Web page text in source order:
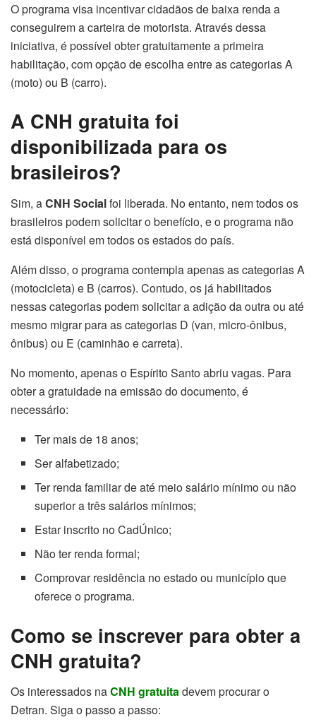
O programa visa incentivar cidadãos de baixa renda a
conseguirem a carteira de motorista. Através dessa
iniciativa, é possível obter gratuitamente a primeira
habilitação, com opção de escolha entre as categorias A
(moto) ou B (carro).
A CNH gratuita foi
disponibilizada para os
brasileiros?
Sim, aCNH Socialfoi liberada. No entanto, nem todos os
brasileiros podem solicitar o benefício, e o programa não
está disponível em todos os estados do país.
Além disso, o programa contempla apenas as categorias A
(motocicleta) e B (carros). Contudo, os já habilitados
nessas categorias podem solicitar a adição da outra ou até
mesmo migrar para as categorias D (van, micro-ônibus,
ônibus) ou E (caminhão e carreta).
No momento, apenas o Espírito Santo abriu vagas. Para
obter a gratuidade na emissão do documento, é
necessário:
Ter mais de 18 anos;
Ser alfabetizado;
Ter renda familiar de até meio salário mínimo ou não
superior a três salários mínimos;
Estar inscrito no CadÚnico;
Não ter renda formal;
Comprovar residência no estado ou município que
oferece o programa.
Como se inscrever para obter a
CNH gratuita?
Os interessados naCNH gratuitadevem procurar o
Detran. Siga o passo a passo: